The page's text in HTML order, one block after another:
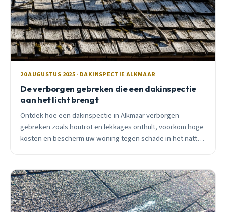
20 AUGUSTUS 2025 · DAKINSPECTIE ALKMAAR
De verborgen gebreken die een dakinspectie
aan het licht brengt
Ontdek hoe een dakinspectie in Alkmaar verborgen
gebreken zoals houtrot en lekkages onthult, voorkom hoge
kosten en bescherm uw woning tegen schade in het natte